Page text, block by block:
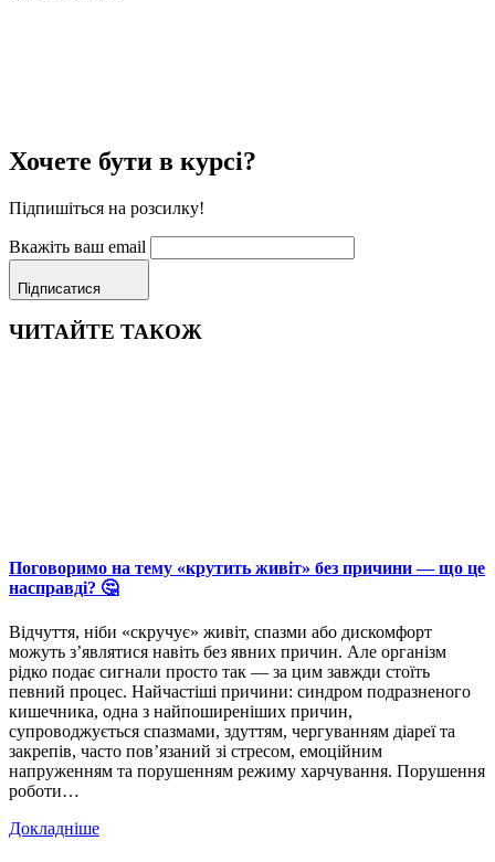
Хочете бути в курсі?
Підпишіться на розсилку!
Вкажіть ваш email
Підписатися
ЧИТАЙТЕ ТАКОЖ
Поговоримо на тему «крутить живіт» без причини — що це
насправді? 🤔
Відчуття, ніби «скручує» живіт, спазми або дискомфорт
можуть з’являтися навіть без явних причин. Але організм
рідко подає сигнали просто так — за цим завжди стоїть
певний процес. Найчастіші причини: синдром подразненого
кишечника, одна з найпоширеніших причин,
супроводжується спазмами, здуттям, чергуванням діареї та
закрепів, часто пов’язаний зі стресом, емоційним
напруженням та порушенням режиму харчування. Порушення
роботи…
Докладніше